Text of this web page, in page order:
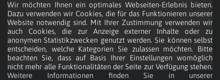
Wir möchten Ihnen ein optimales Webseiten-Erlebnis bieten.
Dazu verwenden wir Cookies, die für das Funktionieren unserer
Website notwendig sind. Mit Ihrer Zustimmung verwenden wir
auch Cookies, die zur Anzeige externer Inhalte oder zu
anonymen Statistikzwecken genutzt werden. Sie können selbst
entscheiden, welche Kategorien Sie zulassen möchten. Bitte
beachten Sie, dass auf Basis Ihrer Einstellungen womöglich
nicht mehr alle Funktionalitäten der Seite zur Verfügung stehen.
Weitere Informationen finden Sie in unserer